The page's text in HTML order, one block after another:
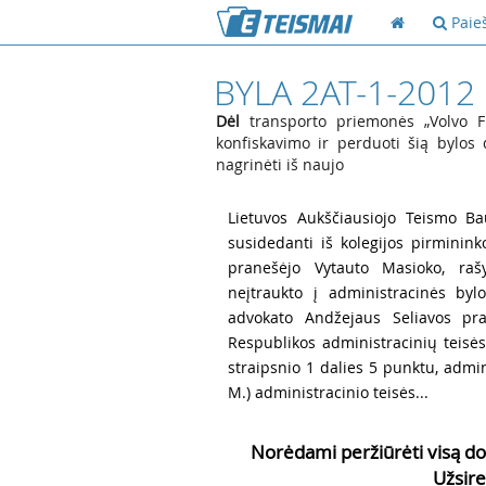
BYLA 2AT-1-2012
Dėl transporto priemonės „Volvo
konfiskavimo ir perduoti šią bylos
nagrinėti iš naujo
Lietuvos Aukščiausiojo Teismo
susidedanti iš kolegijos
pranešėjo Vytauto Masioko,
neįtraukto į administracinės
advokato Andžejaus Seliavos
Respublikos administracinių
straipsnio 1 dalies 5 punktu,
M.) administracinio teisės...
Norėdami peržiūrėti visą